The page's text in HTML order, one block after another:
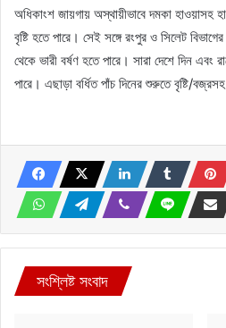
অধিকাংশ জায়গায় অস্থায়ীভাবে দমকা হাওয়াসহ
বৃষ্টি হতে পারে। সেই সঙ্গে রংপুর ও সিলেট
থেকে ভারী বর্ষণ হতে পারে। সারা দেশে দিন এবং
পারে। এছাড়া বর্ধিত পাঁচ দিনের শুরুতে বৃষ্টি/
সংশ্লিষ্ট সংবাদ